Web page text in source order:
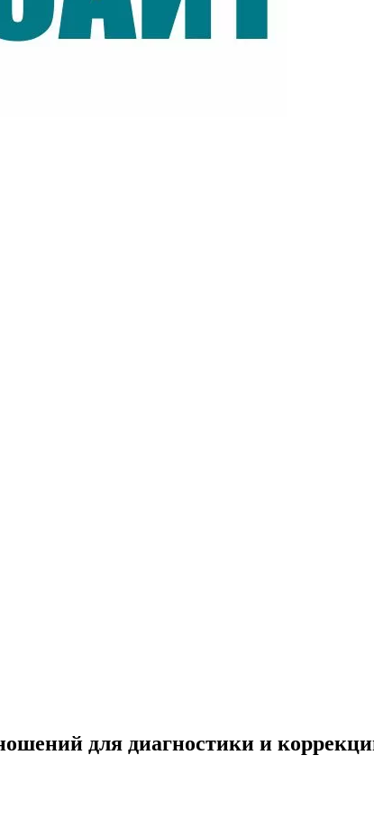
для диагностики и